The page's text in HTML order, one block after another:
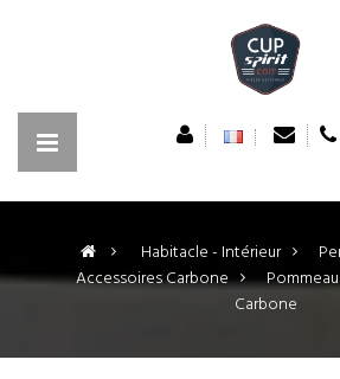
> Habitacle - Intérieur >
>
Accessoires Carbone >
Carbone